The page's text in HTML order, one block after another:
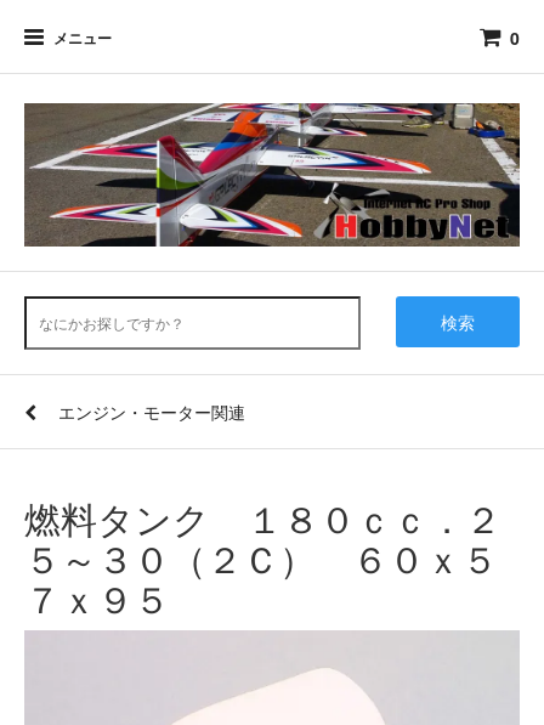
メニュー 0
検索
エンジン・モーター関連
燃料タンク １８０ｃｃ．２
５～３０（２Ｃ） ６０ｘ５
７ｘ９５